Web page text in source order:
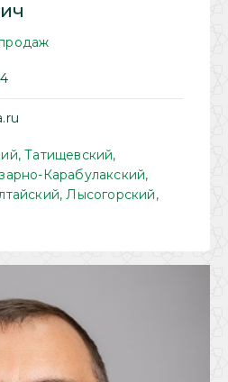
Татищевский,
Карабулакский,
Лысогорский,